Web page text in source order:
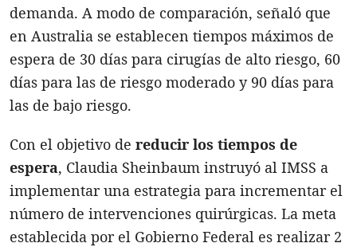
demanda. A modo de comparación, señaló que
en Australia se establecen tiempos máximos de
espera de 30 días para cirugías de alto riesgo, 60
días para las de riesgo moderado y 90 días para
las de bajo riesgo.
Con el objetivo de reducir los tiempos de
espera, Claudia Sheinbaum instruyó al IMSS a
implementar una estrategia para incrementar el
número de intervenciones quirúrgicas. La meta
establecida por el Gobierno Federal es realizar 2